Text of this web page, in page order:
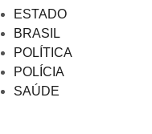
ESTADO
BRASIL
POLÍTICA
POLÍCIA
SAÚDE